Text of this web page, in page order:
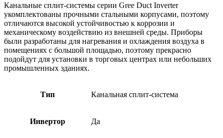
Канальные сплит-системы серии Gree Duct Inverter
укомплектованы прочными стальными корпусами, поэтому
отличаются высокой устойчивостью к коррозии и
механическому воздействию из внешней среды. Приборы
были разработаны для нагревания и охлаждения воздуха в
помещениях с большой площадью, поэтому прекрасно
подойдут для установки в торговых центрах или небольших
промышленных зданиях.
Тип Канальная сплит-система
Инвертор Да